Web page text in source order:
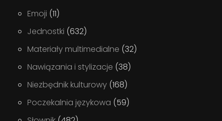
Emoji (11)
Jednostki (632)
Materiały multimedialne (32)
Nawiązania i stylizacje (38)
Niezbędnik kulturowy (168)
Poczekalnia językowa (59)